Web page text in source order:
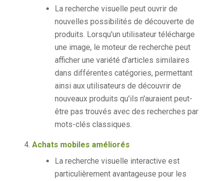
La recherche visuelle peut ouvrir de
nouvelles possibilités de découverte de
produits. Lorsqu'un utilisateur télécharge
une image, le moteur de recherche peut
afficher une variété d'articles similaires
dans différentes catégories, permettant
ainsi aux utilisateurs de découvrir de
nouveaux produits qu'ils n'auraient peut-
être pas trouvés avec des recherches par
mots-clés classiques.
Achats mobiles améliorés
La recherche visuelle interactive est
particulièrement avantageuse pour les